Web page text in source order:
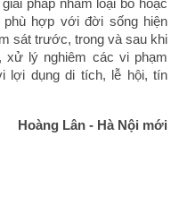
pháp nhằm loại bỏ hoặc
hợp với đời sống hiện
sát trước, trong và sau khi
xử lý nghiêm các vi phạm
lợi dụng di tích, lễ hội, tín
Hoàng Lân - Hà Nội mới